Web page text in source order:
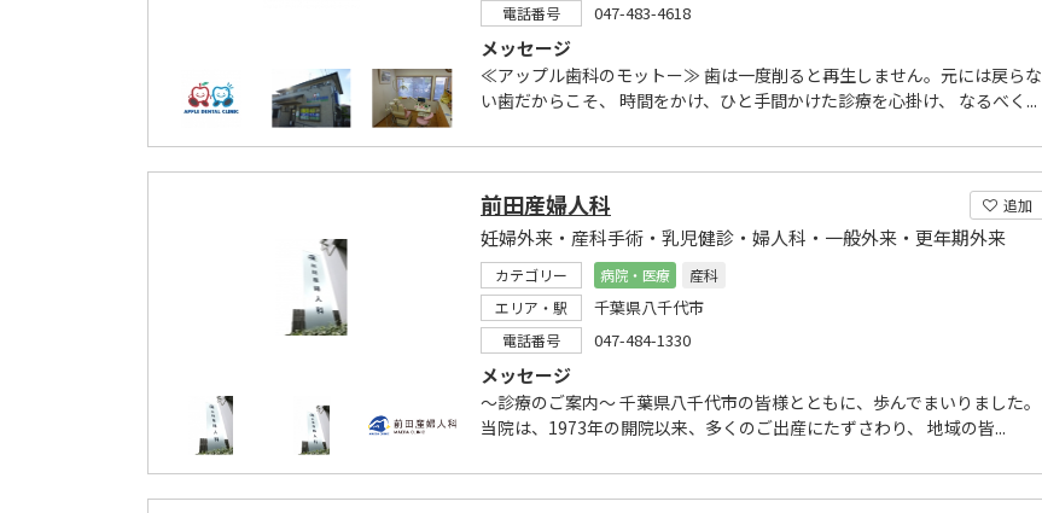
電話番号 047-483-4618
メッセージ
≪アップル歯科のモットー≫ 歯は一度削ると再生しません。元には戻らな
い歯だからこそ、 時間をかけ、ひと手間かけた診療を心掛け、 なるべく...
追加
前田産婦人科
妊婦外来・産科手術・乳児健診・婦人科・一般外来・更年期外来
カテゴリー 病院・医療
産科
エリア・駅
千葉県八千代市
電話番号 047-484-1330
メッセージ
～診療のご案内～ 千葉県八千代市の皆様とともに、歩んでまいりました。
当院は、1973年の開院以来、多くのご出産にたずさわり、 地域の皆...